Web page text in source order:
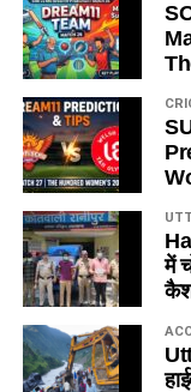
में
कैश